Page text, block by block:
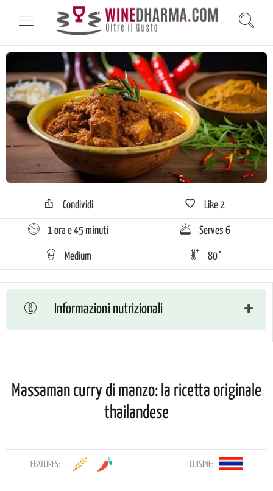
Condividi Like2
1 ora e 45 minuti Serves 6
Medium 80°
Informazioni nutrizionali
Massaman curry di manzo: la ricetta originale
thailandese
FEATURES: CUISINE: